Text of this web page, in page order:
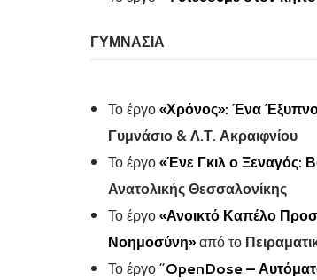
ΓΥΜΝΑΣΙΑ
Το έργο«Χρόνος»: Ένα
Γυμνάσιο & Λ.Τ. Ακραιφνίου
Το έργο«Ένε Γκιλ ο Ξεναγός:
Ανατολικής Θεσσαλονίκης
Το έργο«Ανοικτό Καπέλο
Νοημοσύνη»από το
Το έργο “OpenDose –